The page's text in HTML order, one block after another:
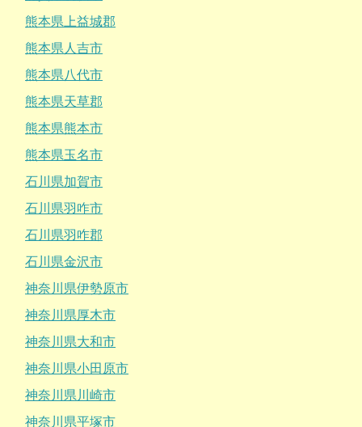
熊本県上益城郡
熊本県人吉市
熊本県八代市
熊本県天草郡
熊本県熊本市
熊本県玉名市
石川県加賀市
石川県羽咋市
石川県羽咋郡
石川県金沢市
神奈川県伊勢原市
神奈川県厚木市
神奈川県大和市
神奈川県小田原市
神奈川県川崎市
神奈川県平塚市